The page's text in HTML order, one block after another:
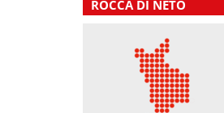
ROCCA DI NETO